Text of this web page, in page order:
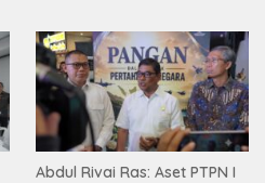
Abdul Rivai Ras: Aset PTPN I